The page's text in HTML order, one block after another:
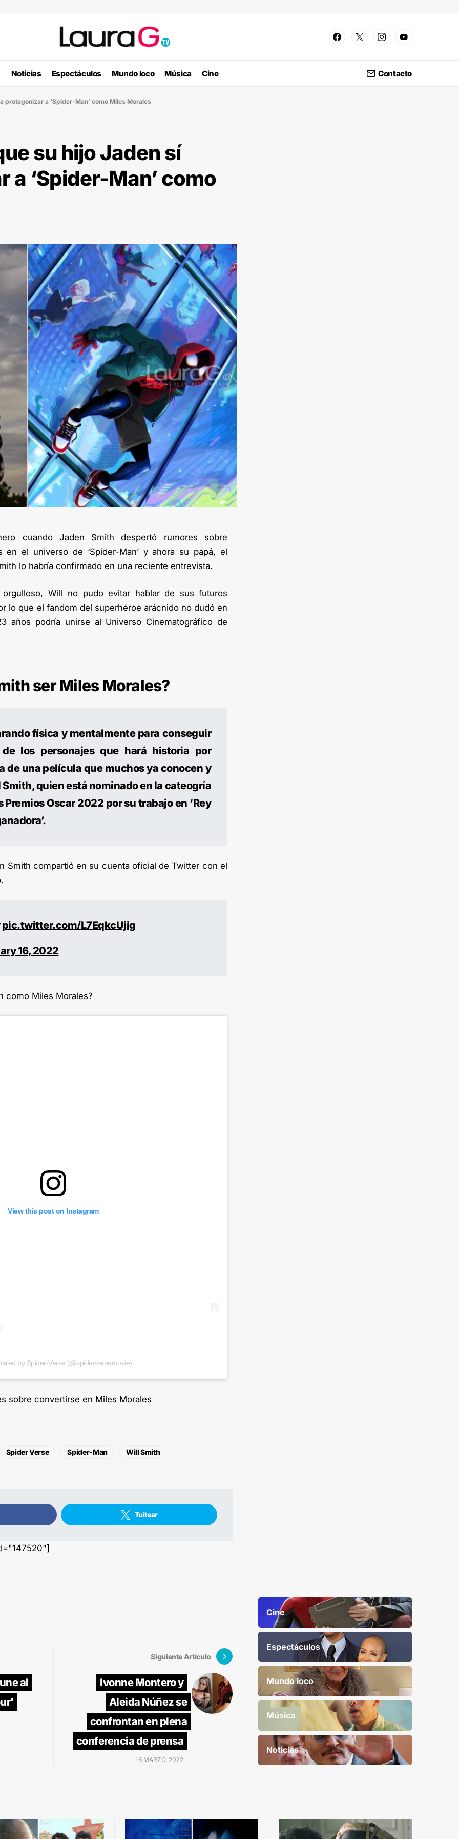
Noticias Espectáculos Mundo loco Música Cine Contacto
protagonizar a ‘Spider-Man’ como Miles Morales
su hijo Jaden sí
‘Spider-Man’ como
cuando Jaden Smith despertó rumores sobre
en el universo de ‘Spider-Man’ y ahora su papá, el
lo habría confirmado en una reciente entrevista.
Will no pudo evitar hablar de sus futuros
lo que el fandom del superhéroe arácnido no dudó en
años podría unirse al Universo Cinematográfico de
ser Miles Morales?
física y mentalmente para conseguir
los personajes que hará historia por
de una película que muchos ya conocen y
quien está nominado en la cateogría
Premios Oscar 2022 por su trabajo en ‘Rey
Smith compartió en su cuenta oficial de Twitter con el
pic.twitter.com/L7EqkcUjig
16, 2022
como Miles Morales?
View this post on Instagram
by Spider-Verse (@spiderversemovie)
sobre convertirse en Miles Morales
Spider Verse Spider-Man Will Smith
Tuitear
al
Siguiente Artículo
Ivonne Montero y
Aleida Núñez se
confrontan en plena
conferencia de prensa
16 MARZO, 2022
Cine
Espectáculos
Mundo loco
Música
Noticias